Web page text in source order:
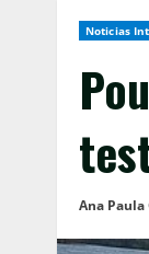
Noticias
Ana Paula